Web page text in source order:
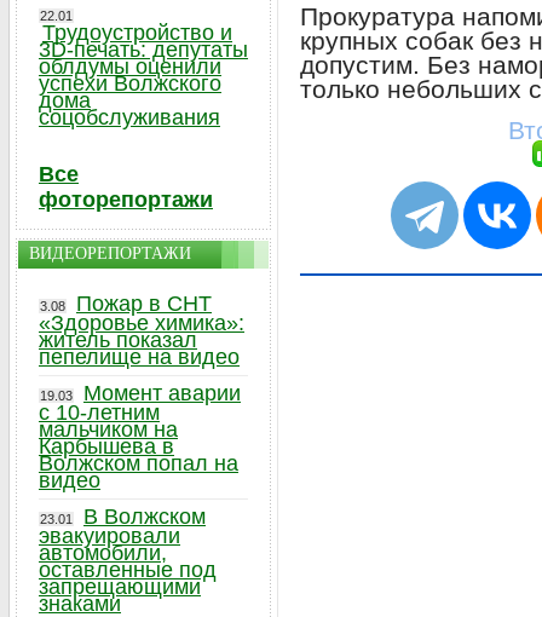
Прокуратура
крупных собак без
допустим. Без
только небольших
22.01
Трудоустройство и
3D-печать: депутаты
облдумы оценили
успехи Волжского
дома
соцобслуживания
Все
фоторепортажи
ВИДЕОРЕПОРТАЖИ
3.08
Пожар в СНТ
«Здоровье химика»:
житель показал
пепелище на видео
19.03
Момент аварии
с 10-летним
мальчиком на
Карбышева в
Волжском попал на
видео
23.01
В Волжском
эвакуировали
автомобили,
оставленные под
запрещающими
знаками